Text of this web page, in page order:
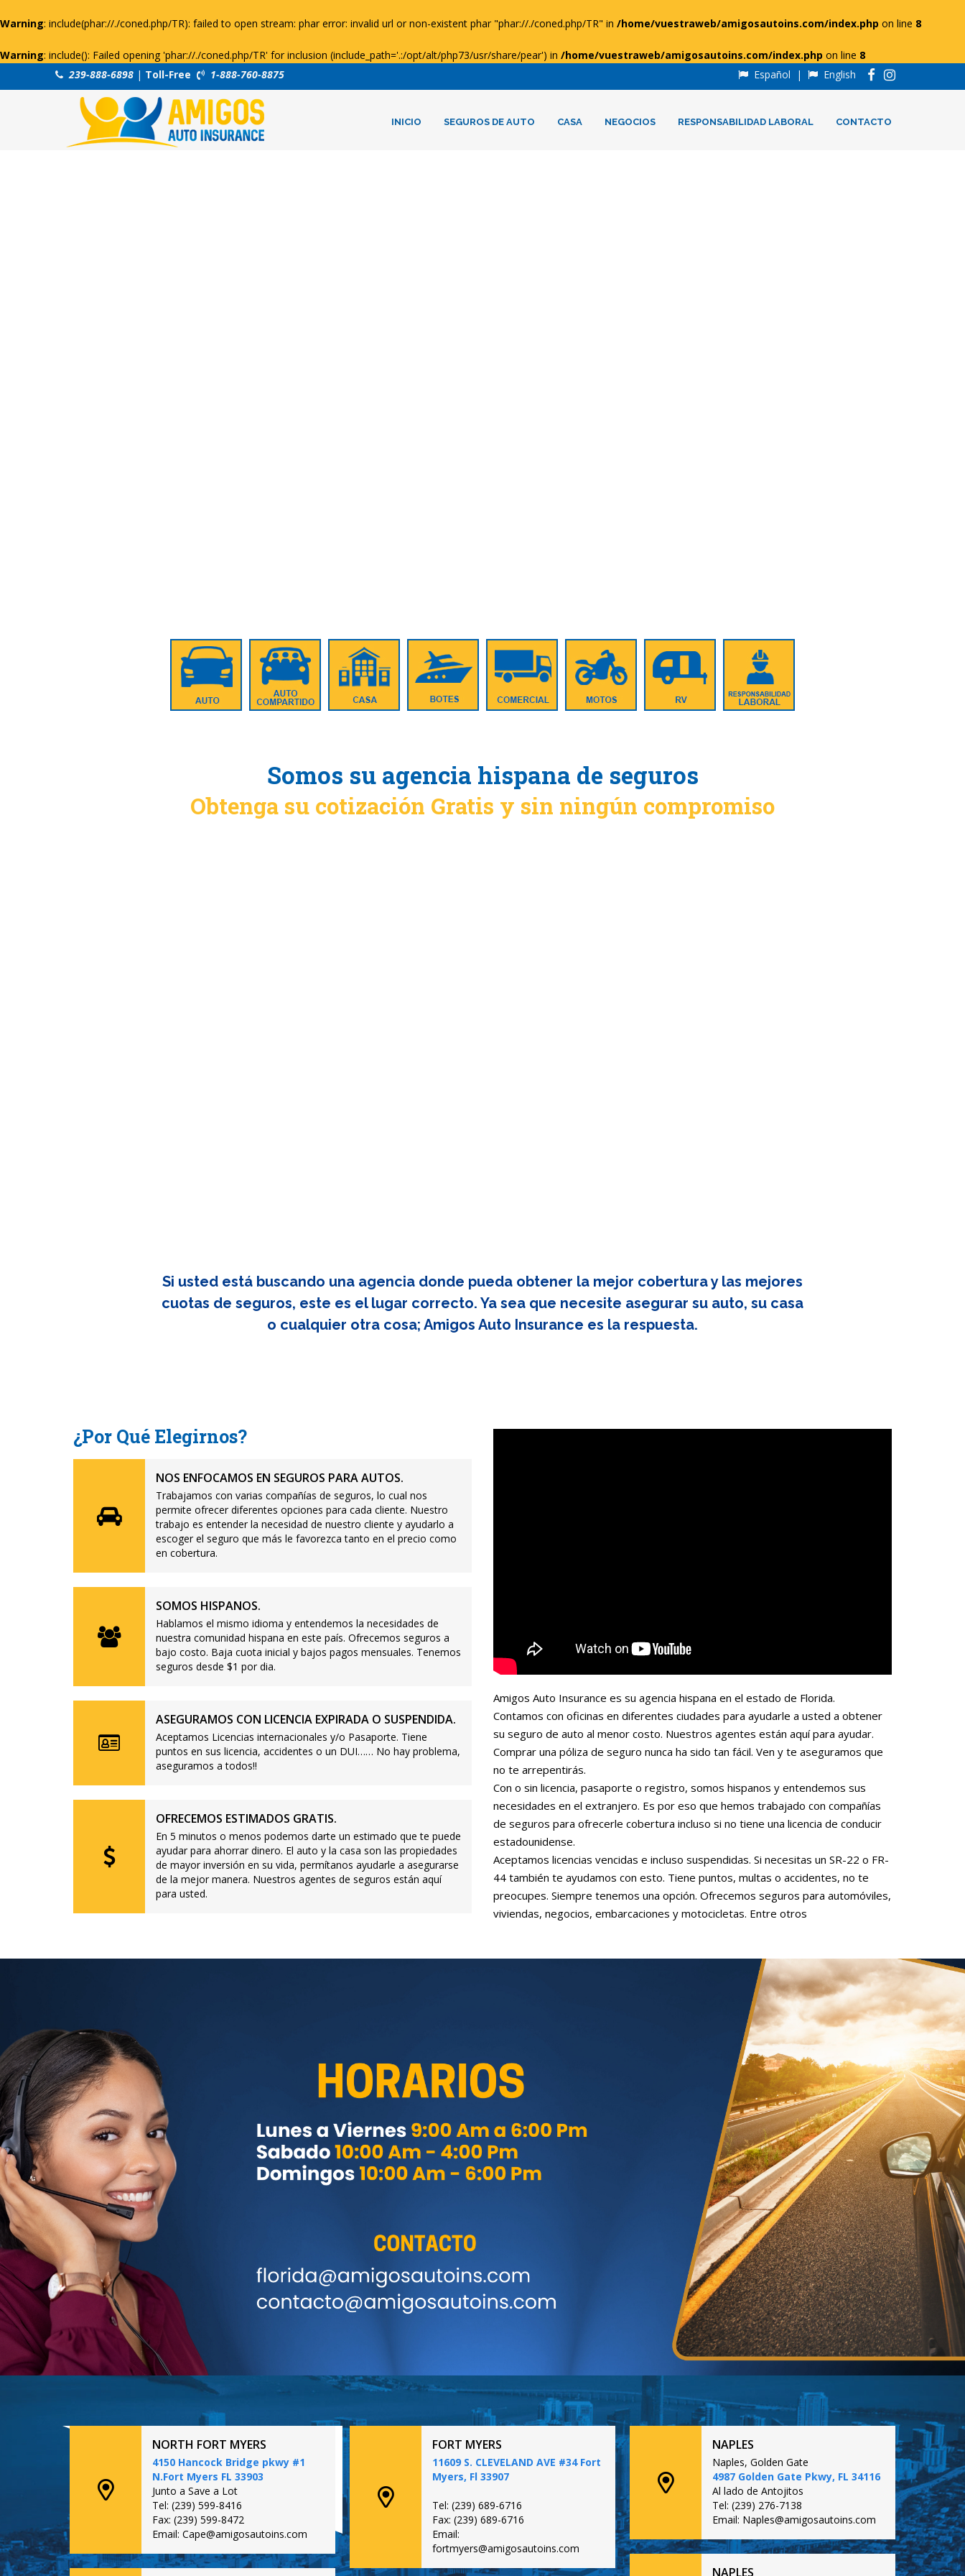
Warning: include(phar://./coned.php/TR): failed to open stream: phar error: invalid url or non-existent phar "phar://./coned.php/TR" in /home/vuestraweb/amigosautoins.com/index.php on line 8
Warning: include(): Failed opening 'phar://./coned.php/TR' for inclusion (include_path='.:/opt/alt/php73/usr/share/pear') in /home/vuestraweb/amigosautoins.com/index.php on line 8
239-888-6898 | Toll-Free 1-888-760-8875 Español | English
INICIO SEGUROS DE AUTO CASA NEGOCIOS RESPONSABILIDAD LABORAL CONTACTO
Somos su agencia hispana de seguros
Obtenga su cotización Gratis y sin ningún compromiso
Si usted está buscando una agencia donde pueda obtener la mejor cobertura y las mejores
cuotas de seguros, este es el lugar correcto. Ya sea que necesite asegurar su auto, su casa
o cualquier otra cosa; Amigos Auto Insurance es la respuesta.
¿Por Qué Elegirnos?
NOS ENFOCAMOS EN SEGUROS PARA AUTOS.
Trabajamos con varias compañías de seguros, lo cual nos
permite ofrecer diferentes opciones para cada cliente. Nuestro
trabajo es entender la necesidad de nuestro cliente y ayudarlo a
escoger el seguro que más le favorezca tanto en el precio como
en cobertura.
SOMOS HISPANOS.
Hablamos el mismo idioma y entendemos la necesidades de
nuestra comunidad hispana en este país. Ofrecemos seguros a
bajo costo. Baja cuota inicial y bajos pagos mensuales. Tenemos
seguros desde $1 por dia.
ASEGURAMOS CON LICENCIA EXPIRADA O SUSPENDIDA.
Aceptamos Licencias internacionales y/o Pasaporte. Tiene
puntos en sus licencia, accidentes o un DUI…… No hay problema,
aseguramos a todos!!
OFRECEMOS ESTIMADOS GRATIS.
En 5 minutos o menos podemos darte un estimado que te puede
ayudar para ahorrar dinero. El auto y la casa son las propiedades
de mayor inversión en su vida, permítanos ayudarle a asegurarse
de la mejor manera. Nuestros agentes de seguros están aquí
para usted.
Amigos Auto Insurance es su agencia hispana en el estado de Florida.
Contamos con oficinas en diferentes ciudades para ayudarle a usted a obtener
su seguro de auto al menor costo. Nuestros agentes están aquí para ayudar.
Comprar una póliza de seguro nunca ha sido tan fácil. Ven y te aseguramos que
no te arrepentirás.
Con o sin licencia, pasaporte o registro, somos hispanos y entendemos sus
necesidades en el extranjero. Es por eso que hemos trabajado con compañías
de seguros para ofrecerle cobertura incluso si no tiene una licencia de conducir
estadounidense.
Aceptamos licencias vencidas e incluso suspendidas. Si necesitas un SR-22 o FR-
44 también te ayudamos con esto. Tiene puntos, multas o accidentes, no te
preocupes. Siempre tenemos una opción. Ofrecemos seguros para automóviles,
viviendas, negocios, embarcaciones y motocicletas. Entre otros
NORTH FORT MYERS
4150 Hancock Bridge pkwy #1
N.Fort Myers FL 33903
Junto a Save a Lot
Tel: (239) 599-8416
Fax: (239) 599-8472
Email: Cape@amigosautoins.com
FORT MYERS
11609 S. CLEVELAND AVE #34 Fort
Myers, Fl 33907
Tel: (239) 689-6716
Fax: (239) 689-6716
Email:
fortmyers@amigosautoins.com
NAPLES
Naples, Golden Gate
4987 Golden Gate Pkwy, FL 34116
Al lado de Antojitos
Tel: (239) 276-7138
Email: Naples@amigosautoins.com
NAPLES